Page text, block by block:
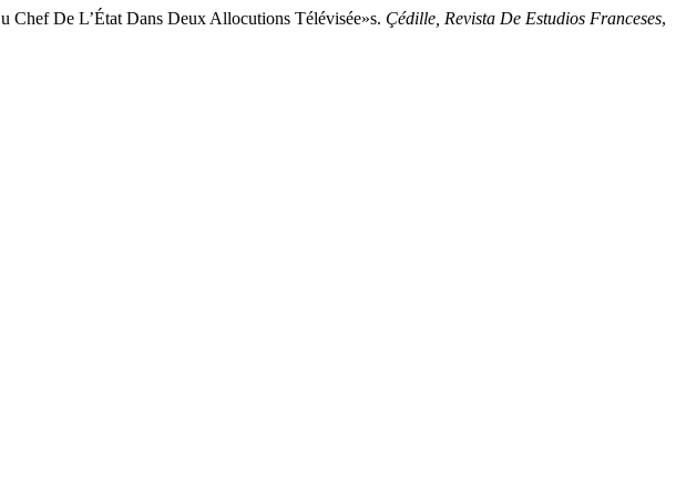
Chef De L’État Dans Deux Allocutions Télévisée»s. Çédille, Revista De Estudios Franceses,